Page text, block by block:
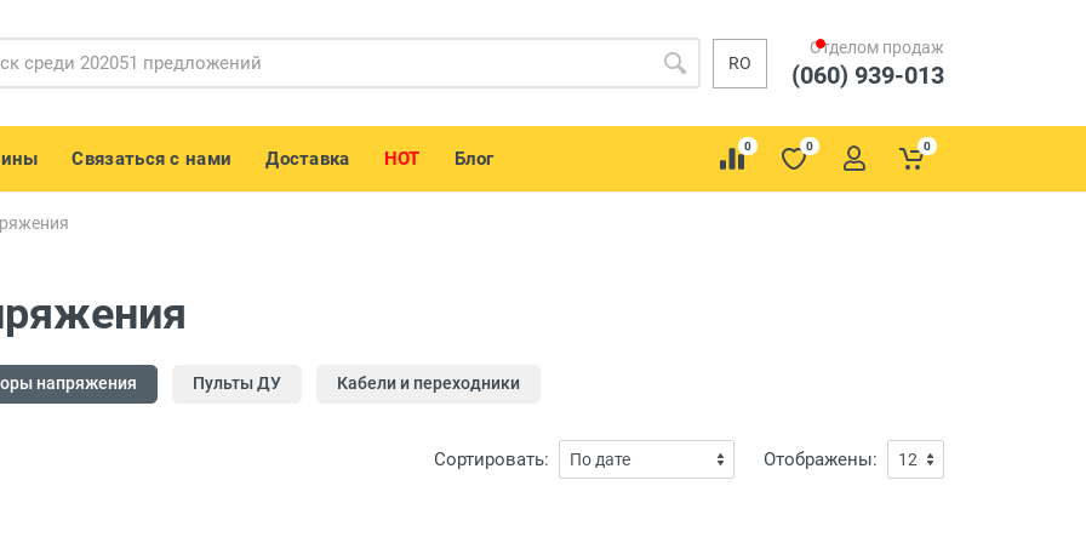
RO
Отделом продаж
(060) 939-013
Связаться с нами Доставка HOT Блог
0 0 0
напряжения Пульты ДУ Кабели и переходники
Сортировать: Отображены: